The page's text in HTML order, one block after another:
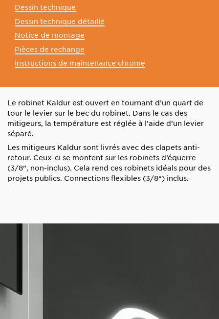
Dessin technique
Dessin technique détaillé
Notice de montage
Pièces de rechange
Instructions de maintenance chrome
Le robinet Kaldur est ouvert en tournant d’un quart de
tour le levier sur le bec du robinet. Dans le cas des
mitigeurs, la température est réglée à l’aide d’un levier
séparé.
Les mitigeurs Kaldur sont livrés avec des clapets anti-
retour. Ceux-ci se montent sur les robinets d’équerre
(3/8”, non-inclus). Cela rend ces robinets idéals pour des
projets publics. Connections flexibles (3/8“) inclus.